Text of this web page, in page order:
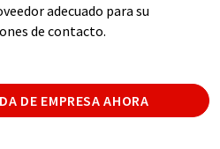
adecuado para su
de contacto.
DE EMPRESA AHORA